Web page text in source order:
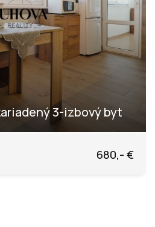
3-izbový byt
680,- €